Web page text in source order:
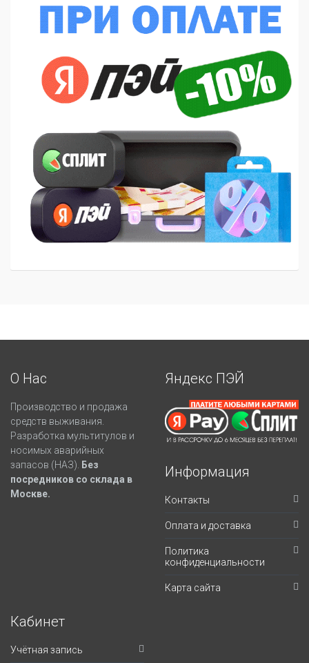
О Нас
Производство и продажа
средств выживания.
Разработка мультитулов и
носимых аварийных
запасов (НАЗ).
Без
посредников со склада в
Москве.
Яндекс ПЭЙ
Информация
Контакты
Оплата и доставка
Политика
конфиденциальности
Карта сайта
Кабинет
Учётная запись